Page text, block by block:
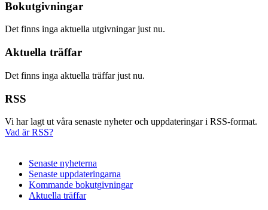
Bokutgivningar
Det finns inga aktuella utgivningar just nu.
Aktuella träffar
Det finns inga aktuella träffar just nu.
RSS
Vi har lagt ut våra senaste nyheter och uppdateringar i RSS-format.
Vad är RSS?
Senaste nyheterna
Senaste uppdateringarna
Kommande bokutgivningar
Aktuella träffar